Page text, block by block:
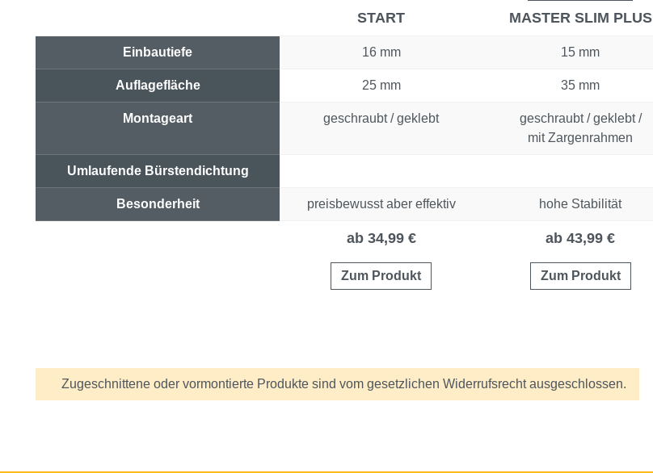
START MASTER SLIM PLUS
Einbautiefe 16 mm 15 mm
Auflagefläche 25 mm 35 mm
Montageart geschraubt / geklebt
geschraubt / geklebt /
mit Zargenrahmen
Umlaufende Bürstendichtung
Besonderheit preisbewusst aber effektiv hohe Stabilität
ab 34,99 €
Zum Produkt
ab 43,99 €
Zum Produkt
Information
Zugeschnittene oder vormontierte Produkte sind vom gesetzlichen Widerrufsrecht ausgeschlossen.